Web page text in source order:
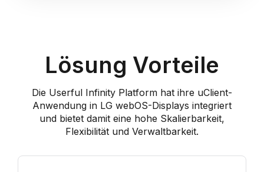
Lösung Vorteile
Die Userful Infinity Platform hat ihre uClient-
Anwendung in LG webOS-Displays integriert
und bietet damit eine hohe Skalierbarkeit,
Flexibilität und Verwaltbarkeit.